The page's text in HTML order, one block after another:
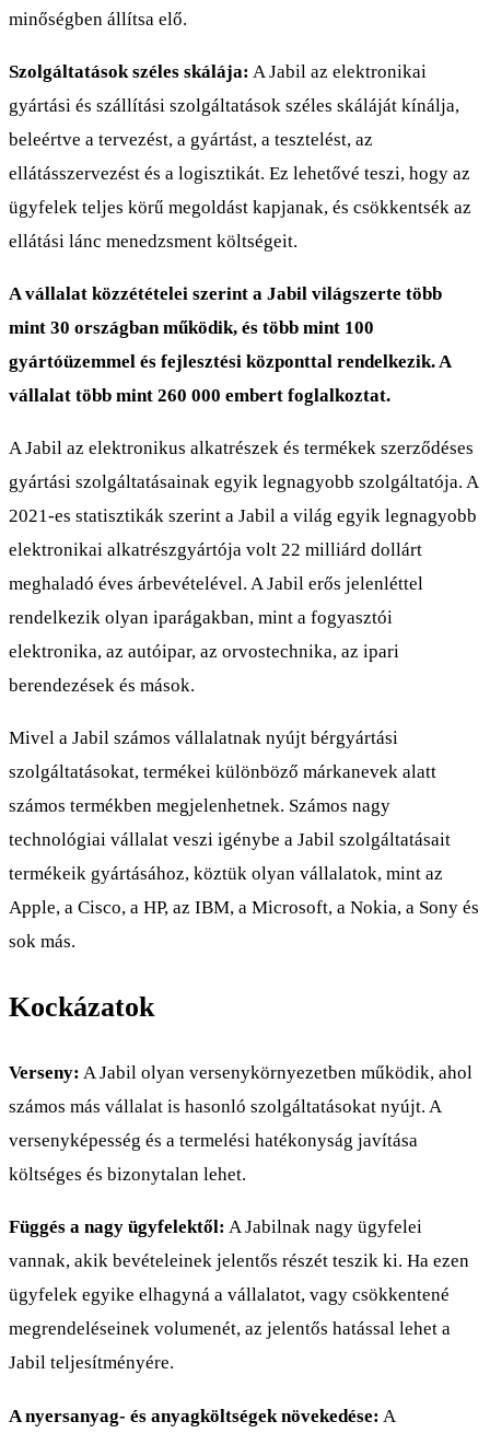
minőségben állítsa elő.
Szolgáltatások széles skálája: A Jabil az elektronikai
gyártási és szállítási szolgáltatások széles skáláját kínálja,
beleértve a tervezést, a gyártást, a tesztelést, az
ellátásszervezést és a logisztikát. Ez lehetővé teszi, hogy az
ügyfelek teljes körű megoldást kapjanak, és csökkentsék az
ellátási lánc menedzsment költségeit.
A vállalat közzétételei szerint a Jabil világszerte több
mint 30 országban működik, és több mint 100
gyártóüzemmel és fejlesztési központtal rendelkezik. A
vállalat több mint 260 000 embert foglalkoztat.
A Jabil az elektronikus alkatrészek és termékek szerződéses
gyártási szolgáltatásainak egyik legnagyobb szolgáltatója. A
2021-es statisztikák szerint a Jabil a világ egyik legnagyobb
elektronikai alkatrészgyártója volt 22 milliárd dollárt
meghaladó éves árbevételével. A Jabil erős jelenléttel
rendelkezik olyan iparágakban, mint a fogyasztói
elektronika, az autóipar, az orvostechnika, az ipari
berendezések és mások.
Mivel a Jabil számos vállalatnak nyújt bérgyártási
szolgáltatásokat, termékei különböző márkanevek alatt
számos termékben megjelenhetnek. Számos nagy
technológiai vállalat veszi igénybe a Jabil szolgáltatásait
termékeik gyártásához, köztük olyan vállalatok, mint az
Apple, a Cisco, a HP, az IBM, a Microsoft, a Nokia, a Sony és
sok más.
Kockázatok
Verseny: A Jabil olyan versenykörnyezetben működik, ahol
számos más vállalat is hasonló szolgáltatásokat nyújt. A
versenyképesség és a termelési hatékonyság javítása
költséges és bizonytalan lehet.
Függés a nagy ügyfelektől: A Jabilnak nagy ügyfelei
vannak, akik bevételeinek jelentős részét teszik ki. Ha ezen
ügyfelek egyike elhagyná a vállalatot, vagy csökkentené
megrendeléseinek volumenét, az jelentős hatással lehet a
Jabil teljesítményére.
A nyersanyag- és anyagköltségek növekedése: A